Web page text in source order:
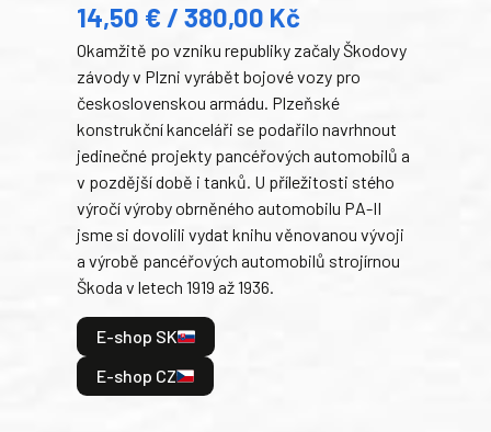
14,50 € / 380,00 Kč
Okamžitě po vzniku republiky začaly Škodovy
závody v Plzni vyrábět bojové vozy pro
československou armádu. Plzeňské
konstrukční kanceláři se podařilo navrhnout
jedinečné projekty pancéřových automobilů a
v pozdější době i tanků. U příležitosti stého
výročí výroby obrněného automobilu PA-II
jsme si dovolili vydat knihu věnovanou vývoji
a výrobě pancéřových automobilů strojírnou
Škoda v letech 1919 až 1936.
E-shop SK
E-shop CZ